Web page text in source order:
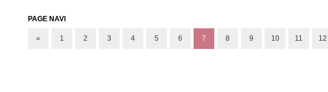
PAGE NAVI
« 1 2 3 4 5 6 7 8 9 10 11 12